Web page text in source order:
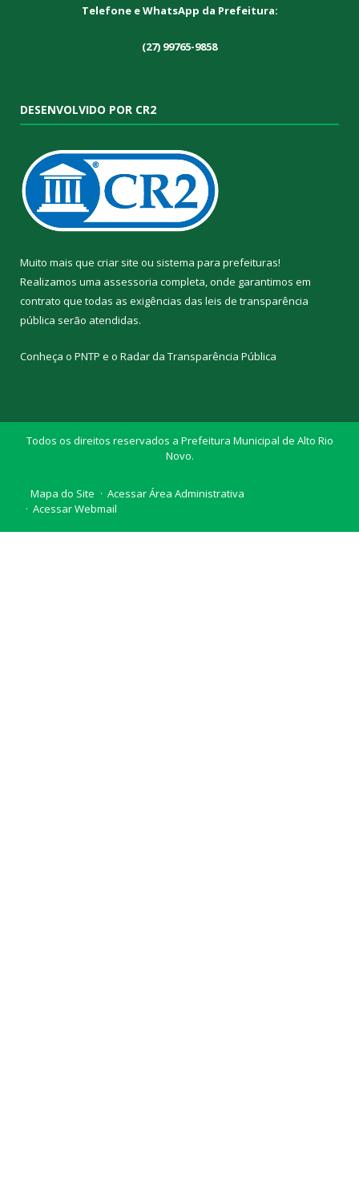
Telefone e WhatsApp da Prefeitura:
(27) 99765-9858
DESENVOLVIDO POR CR2
Muito mais que criar site ou sistema para prefeituras!
Realizamos uma assessoria completa, onde garantimos em
contrato que todas as exigências das leis de transparência
pública serão atendidas.
Conheça o PNTP e o Radar da Transparência Pública
Todos os direitos reservados a Prefeitura Municipal de Alto Rio
Novo.
Mapa do Site
Acessar Área Administrativa
Acessar Webmail